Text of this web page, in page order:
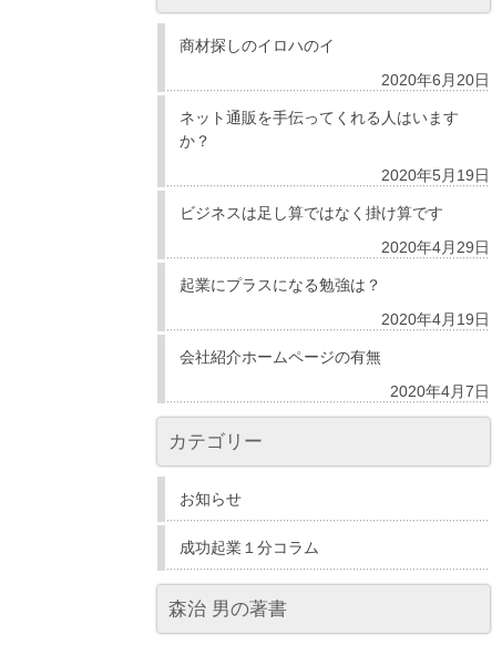
商材探しのイロハのイ
2020年6月20日
ネット通販を手伝ってくれる人はいます
か？
2020年5月19日
ビジネスは足し算ではなく掛け算です
2020年4月29日
起業にプラスになる勉強は？
2020年4月19日
会社紹介ホームページの有無
2020年4月7日
カテゴリー
お知らせ
成功起業１分コラム
森治 男の著書